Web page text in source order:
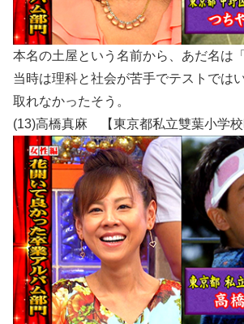
本名の土屋という名前から、あだ名は
当時は理科と社会が苦手でテストでは
取れなかったそう。
(13)高橋真麻 【東京都私立雙葉小学校